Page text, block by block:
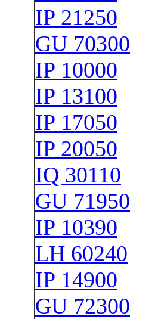
IP 21250
GU 70300
IP 10000
IP 13100
IP 17050
IP 20050
IQ 30110
GU 71950
IP 10390
LH 60240
IP 14900
GU 72300